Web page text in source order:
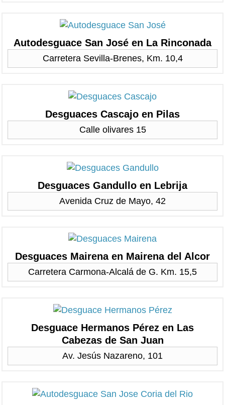
Autodesguace San José en La Rinconada
Carretera Sevilla-Brenes, Km. 10,4
Desguaces Cascajo en Pilas
Calle olivares 15
Desguaces Gandullo en Lebrija
Avenida Cruz de Mayo, 42
Desguaces Mairena en Mairena del Alcor
Carretera Carmona-Alcalá de G. Km. 15,5
Desguace Hermanos Pérez en Las
Cabezas de San Juan
Av. Jesús Nazareno, 101